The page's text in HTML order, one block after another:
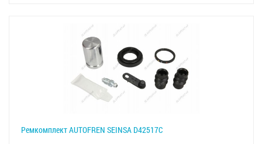
Ремкомплект AUTOFREN SEINSA D42517C